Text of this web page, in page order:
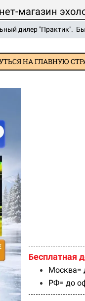
магазин
дилер "Практик".
НА ГЛАВНУЮ
Бесплатная
Москва=
РФ= до